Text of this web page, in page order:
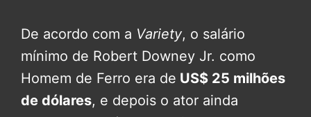
De acordo com a Variety, o salário
mínimo de Robert Downey Jr. como
Homem de Ferro era de US$ 25 milhões
de dólares, e depois o ator ainda